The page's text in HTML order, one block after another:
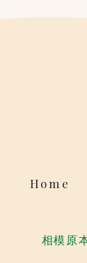
Home
相模原